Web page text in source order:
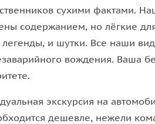
в живой мир, где
сказку.
сухими фактами.
содержанием, но лёгкие
легенды, и шутки. Все наши
вождения. Ваша
экскурсия на
дешевле, нежели